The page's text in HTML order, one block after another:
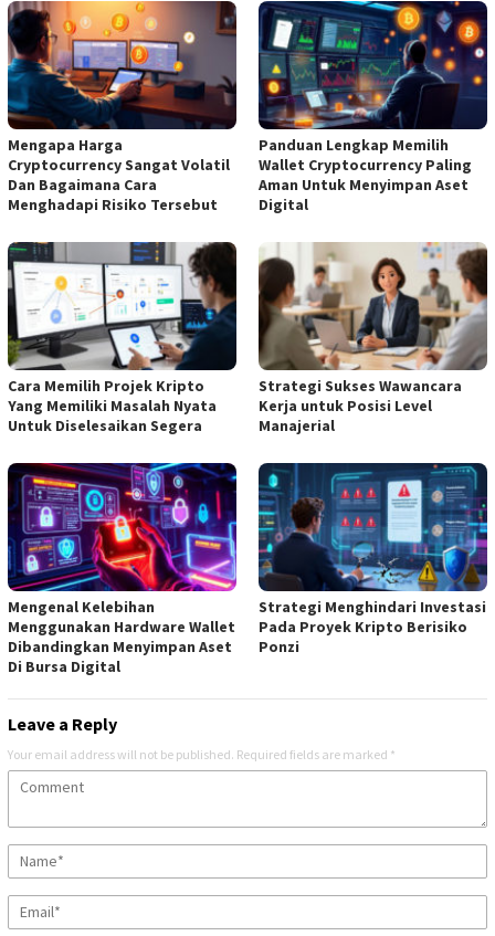
Mengapa Harga
Cryptocurrency Sangat Volatil
Dan Bagaimana Cara
Menghadapi Risiko Tersebut
Panduan Lengkap Memilih
Wallet Cryptocurrency Paling
Aman Untuk Menyimpan Aset
Digital
Cara Memilih Projek Kripto
Yang Memiliki Masalah Nyata
Untuk Diselesaikan Segera
Strategi Sukses Wawancara
Kerja untuk Posisi Level
Manajerial
Mengenal Kelebihan
Menggunakan Hardware Wallet
Dibandingkan Menyimpan Aset
Di Bursa Digital
Strategi Menghindari Investasi
Pada Proyek Kripto Berisiko
Ponzi
Leave a Reply
Your email address will not be published. Required fields are marked *